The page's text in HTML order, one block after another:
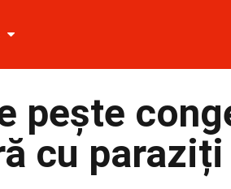
us on Twitter
pește
cu paraziți